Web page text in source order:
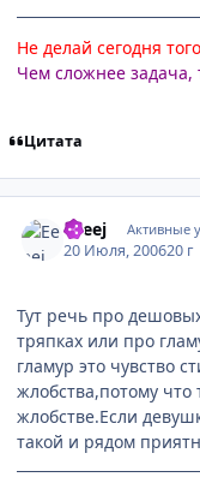
Не делай сегодня
Чем сложнее
Цитата
Еeeej Активные
20 Июля, 200620 г
Тут речь про
тряпках или про
гламур это чувство
жлобства,потому
жлобстве.Если
такой и рядом